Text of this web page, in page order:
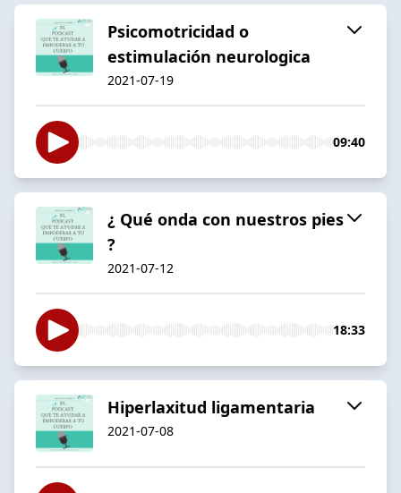
Psicomotricidad o
estimulación neurologica
2021-07-19
09:40
¿ Qué onda con nuestros pies
?
2021-07-12
18:33
Hiperlaxitud ligamentaria
2021-07-08